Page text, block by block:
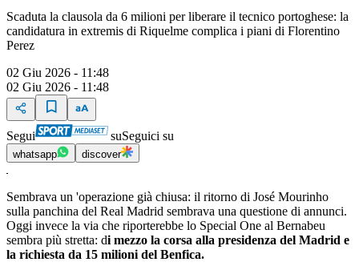
Scaduta la clausola da 6 milioni per liberare il tecnico portoghese: la
candidatura in extremis di Riquelme complica i piani di Florentino
Perez
02 Giu 2026 - 11:48
02 Giu 2026 - 11:48
Segui suSeguici su
whatsapp discover
Sembrava un 'operazione già chiusa: il ritorno di José Mourinho
sulla panchina del Real Madrid sembrava una questione di annunci.
Oggi invece la via che riporterebbe lo Special One al Bernabeu
sembra più stretta: di mezzo la corsa alla presidenza del Madrid e
la richiesta da 15 milioni del Benfica.